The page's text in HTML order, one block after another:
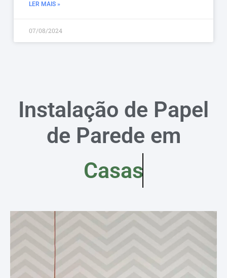
LER MAIS »
07/08/2024
Instalação de Papel
de Parede em
Casas